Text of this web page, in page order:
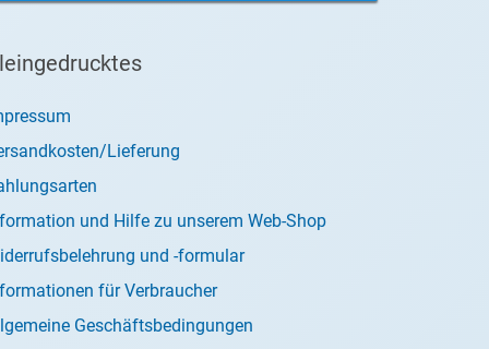
Lieferung
und Hilfe zu unserem Web-Shop
und -formular
für Verbraucher
Geschäftsbedingungen